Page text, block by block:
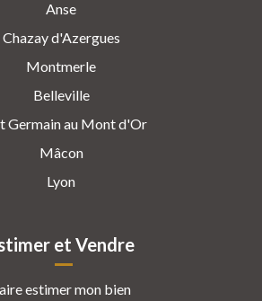
Anse
Chazay d'Azergues
Montmerle
Belleville
Germain au Mont d'Or
Mâcon
Lyon
et Vendre
estimer mon bien